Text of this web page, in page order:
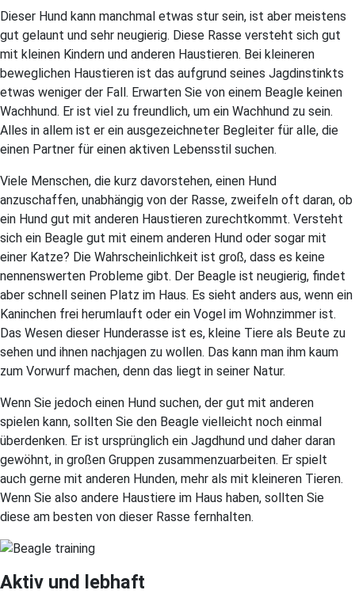
Dieser Hund kann manchmal etwas stur sein, ist aber meistens
gut gelaunt und sehr neugierig. Diese Rasse versteht sich gut
mit kleinen Kindern und anderen Haustieren. Bei kleineren
beweglichen Haustieren ist das aufgrund seines Jagdinstinkts
etwas weniger der Fall. Erwarten Sie von einem Beagle keinen
Wachhund. Er ist viel zu freundlich, um ein Wachhund zu sein.
Alles in allem ist er ein ausgezeichneter Begleiter für alle, die
einen Partner für einen aktiven Lebensstil suchen.
Viele Menschen, die kurz davorstehen, einen Hund
anzuschaffen, unabhängig von der Rasse, zweifeln oft daran, ob
ein Hund gut mit anderen Haustieren zurechtkommt. Versteht
sich ein Beagle gut mit einem anderen Hund oder sogar mit
einer Katze? Die Wahrscheinlichkeit ist groß, dass es keine
nennenswerten Probleme gibt. Der Beagle ist neugierig, findet
aber schnell seinen Platz im Haus. Es sieht anders aus, wenn ein
Kaninchen frei herumlauft oder ein Vogel im Wohnzimmer ist.
Das Wesen dieser Hunderasse ist es, kleine Tiere als Beute zu
sehen und ihnen nachjagen zu wollen. Das kann man ihm kaum
zum Vorwurf machen, denn das liegt in seiner Natur.
Wenn Sie jedoch einen Hund suchen, der gut mit anderen
spielen kann, sollten Sie den Beagle vielleicht noch einmal
überdenken. Er ist ursprünglich ein Jagdhund und daher daran
gewöhnt, in großen Gruppen zusammenzuarbeiten. Er spielt
auch gerne mit anderen Hunden, mehr als mit kleineren Tieren.
Wenn Sie also andere Haustiere im Haus haben, sollten Sie
diese am besten von dieser Rasse fernhalten.
Aktiv und lebhaft